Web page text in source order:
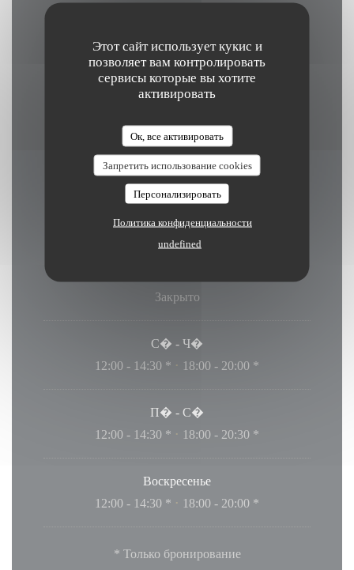
Этот сайт использует кукис и
позволяет вам контролировать
сервисы которые вы хотите
активировать
Ок, все активировать
Запретить использование cookies
Персонализировать
Политика конфиденциальности
undefined
Способы оплаты
Часы работы
Закрыто
С� - Ч�
12:00 - 14:30 *
• 18:00 - 20:00 *
П� - С�
12:00 - 14:30 *
• 18:00 - 20:30 *
Воскресенье
12:00 - 14:30 *
• 18:00 - 20:00 *
* Только бронирование